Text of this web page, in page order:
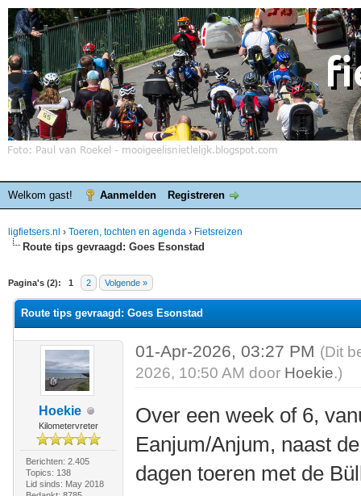
Welkom gast! Aanmelden Registreren
ligfietsers.nl › Toeren, tochten en agenda › Fietsreizen
Route tips gevraagd: Goes Esonstad
Pagina's (2): 1 2 Volgende »
waardering is 0
Route tips gevraagd: Goes Esonstad
Hoekie
Kilometervreter
Berichten: 2.405
Topics: 138
Lid sinds: May 2018
01-Apr-2026, 03:27 PM (Dit
2026, 10:50 AM door Hoekie.)
Over een week of 6,
Eanjum/Anjum, naast
dagen toeren met de